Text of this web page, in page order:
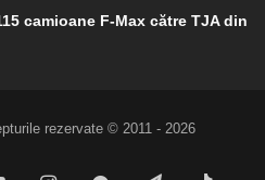
camioane F-Max către TJA din
rezervate © 2011 - 2026